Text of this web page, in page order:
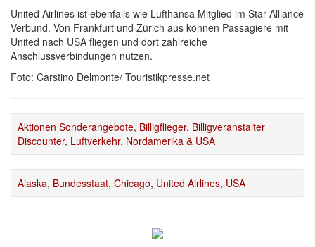
United Airlines ist ebenfalls wie Lufthansa Mitglied im Star-Alliance
Verbund. Von Frankfurt und Zürich aus können Passagiere mit
United nach USA fliegen und dort zahlreiche
Anschlussverbindungen nutzen.
Foto: Carstino Delmonte/ Touristikpresse.net
Aktionen Sonderangebote, Billigflieger, Billigveranstalter
Discounter, Luftverkehr, Nordamerika & USA
Alaska, Bundesstaat, Chicago, United Airlines, USA